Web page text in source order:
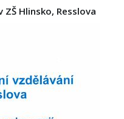
Hlinsko, Resslova